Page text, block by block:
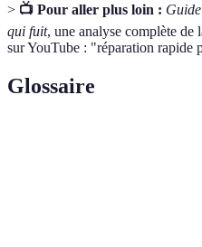
> 📺 Pour aller plus loin :
qui fuit, une analyse complète de
sur YouTube : "réparation rapide
Glossaire